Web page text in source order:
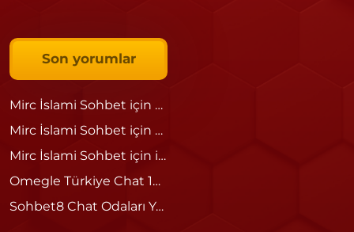
Son yorumlar
Mirc İslami Sohbet için Ömer
Mirc İslami Sohbet için admin
Mirc İslami Sohbet için islami
Omegle Türkiye Chat 18 – Güvenli ve Eğlenceli Sohbetin Adresi
Sohbet8 Chat Odaları Yeniden Siz Kullanıcılarımızın Hizmetine Açılmıştır